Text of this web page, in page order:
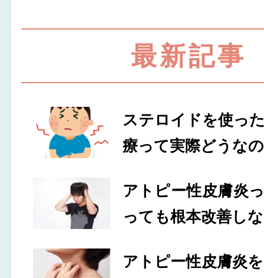
最新記事
ステロイドを使っ
療って実際どうな
アトピー性皮膚炎
っても根本改善し
アトピー性皮膚炎